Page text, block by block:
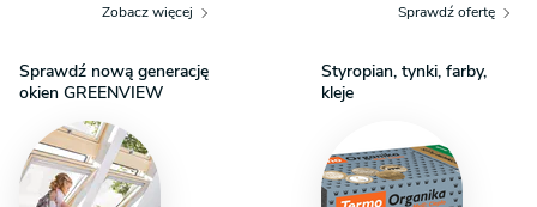
Zobacz więcej Sprawdź ofertę
Sprawdź nową generację
okien GREENVIEW
Styropian, tynki, farby,
kleje